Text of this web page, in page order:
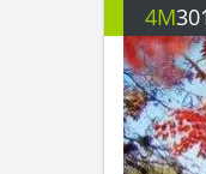
4M